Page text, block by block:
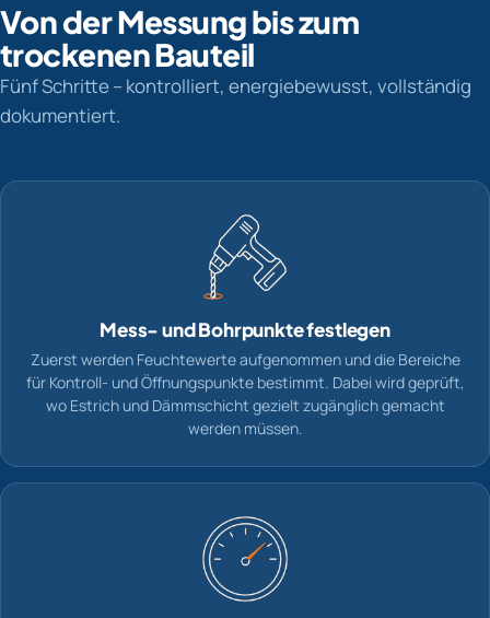
Von der Messung bis zum
trockenen Bauteil
Fünf Schritte – kontrolliert, energiebewusst, vollständig
dokumentiert.
Mess- und Bohrpunkte festlegen
Zuerst werden Feuchtewerte aufgenommen und die Bereiche
für Kontroll- und Öffnungspunkte bestimmt. Dabei wird geprüft,
wo Estrich und Dämmschicht gezielt zugänglich gemacht
werden müssen.